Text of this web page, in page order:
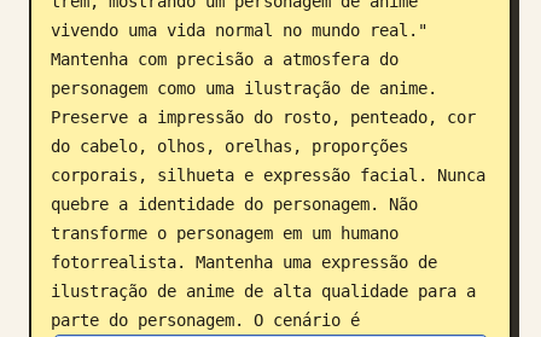
vivendo uma vida normal no mundo real."
Mantenha com precisão a atmosfera do
personagem como uma ilustração de anime.
Preserve a impressão do rosto, penteado, cor
do cabelo, olhos, orelhas, proporções
corporais, silhueta e expressão facial. Nunca
quebre a identidade do personagem. Não
transforme o personagem em um humano
fotorrealista. Mantenha uma expressão de
ilustração de anime de alta qualidade para a
parte do personagem. O cenário é